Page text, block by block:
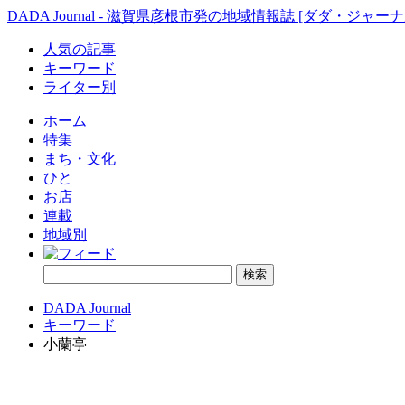
DADA Journal - 滋賀県彦根市発の地域情報誌 [ダダ・ジャー
人気の記事
キーワード
ライター別
ホーム
特集
まち・文化
ひと
お店
連載
地域別
DADA Journal
キーワード
小蘭亭